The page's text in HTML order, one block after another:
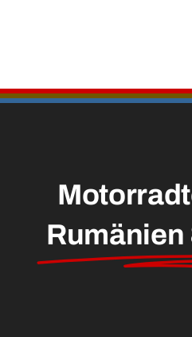
Rumänien